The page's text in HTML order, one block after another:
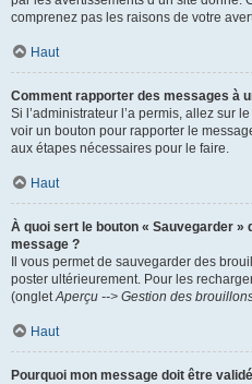
comprenez pas les raisons de votre
Haut
Comment rapporter des messages à
Si l’administrateur l’a permis, allez sur
voir un bouton pour rapporter le
aux étapes nécessaires pour le faire.
Haut
À quoi sert le bouton « Sauvegarder »
message ?
Il vous permet de sauvegarder des
poster ultérieurement. Pour les
(ongletAperçu --> Gestion des
Haut
Pourquoi mon message doit être